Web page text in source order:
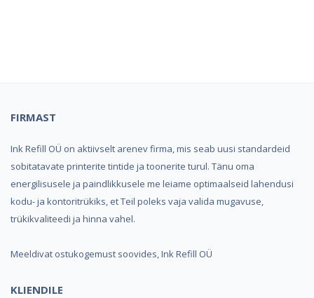
FIRMAST
Ink Refill OÜ on aktiivselt arenev firma, mis seab uusi standardeid
sobitatavate printerite tintide ja toonerite turul. Tänu oma
energilisusele ja paindlikkusele me leiame optimaalseid lahendusi
kodu- ja kontoritrükiks, et Teil poleks vaja valida mugavuse,
trükikvaliteedi ja hinna vahel.
Meeldivat ostukogemust soovides, Ink Refill OÜ
KLIENDILE